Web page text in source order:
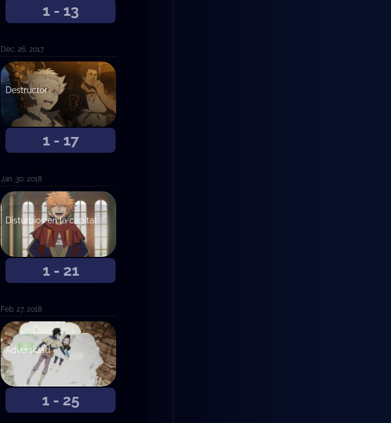
1 - 13
Dec. 26, 2017
1 - 17
Destructor
Jan. 30, 2018
1 - 21
Disturbios en la capital
Feb. 27, 2018
1 - 25
Adversidad